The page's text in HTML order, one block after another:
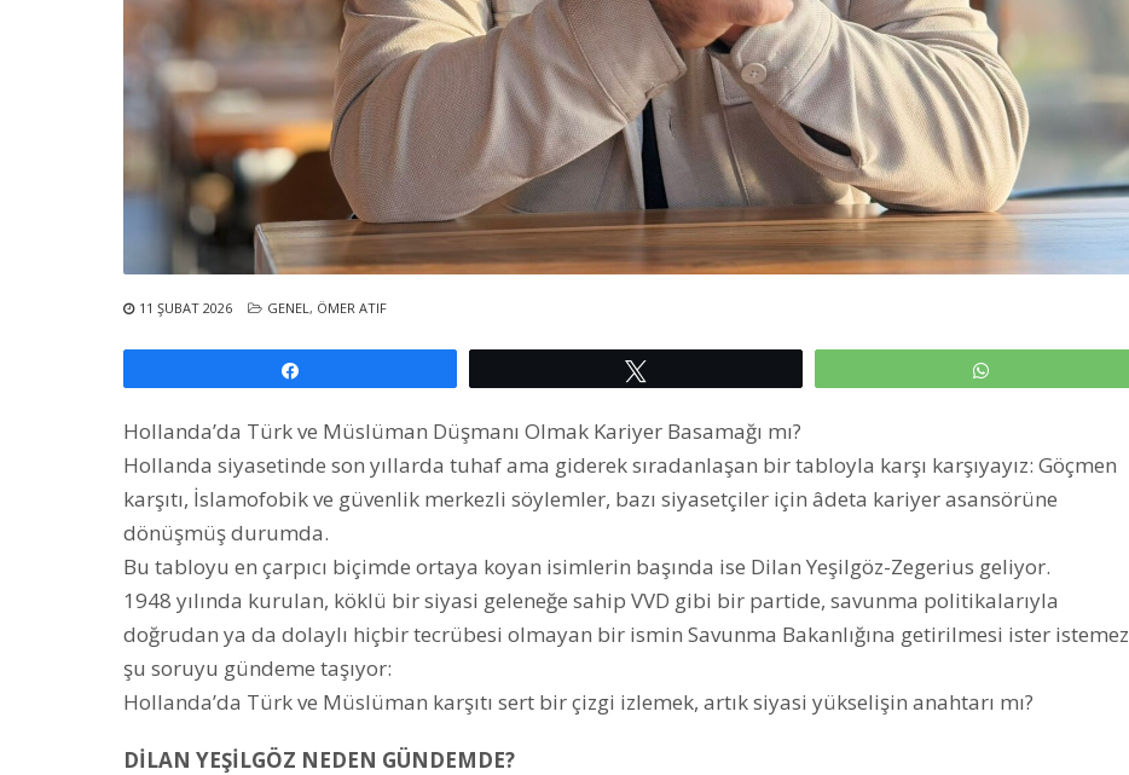
11 ŞUBAT 2026 GENEL , ÖMER ATIF
Hollanda’da Türk ve Müslüman Düşmanı Olmak Kariyer Basamağı mı?
Hollanda siyasetinde son yıllarda tuhaf ama giderek sıradanlaşan bir tabloyla karşı karşıyayız: Göçmen
karşıtı, İslamofobik ve güvenlik merkezli söylemler, bazı siyasetçiler için âdeta kariyer asansörüne
dönüşmüş durumda.
Bu tabloyu en çarpıcı biçimde ortaya koyan isimlerin başında ise Dilan Yeşilgöz-Zegerius geliyor.
1948 yılında kurulan, köklü bir siyasi geleneğe sahip VVD gibi bir partide, savunma politikalarıyla
doğrudan ya da dolaylı hiçbir tecrübesi olmayan bir ismin Savunma Bakanlığına getirilmesi ister istemez
şu soruyu gündeme taşıyor:
Hollanda’da Türk ve Müslüman karşıtı sert bir çizgi izlemek, artık siyasi yükselişin anahtarı mı?
DİLAN YEŞİLGÖZ NEDEN GÜNDEMDE?